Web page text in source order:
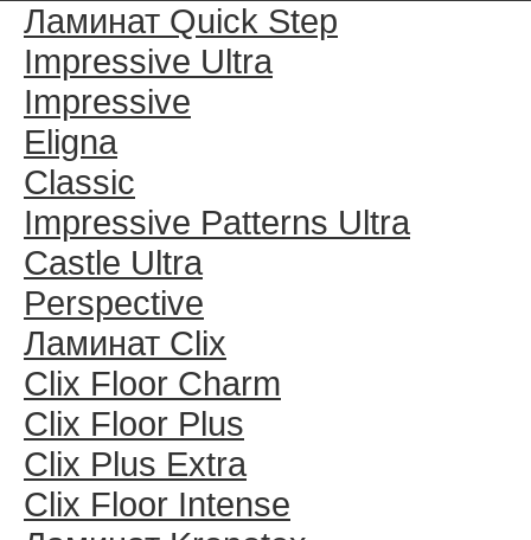
Ламинат Quick Step
Impressive Ultra
Impressive
Eligna
Classic
Impressive Patterns Ultra
Castle Ultra
Perspective
Ламинат Clix
Clix Floor Charm
Clix Floor Plus
Clix Plus Extra
Clix Floor Intense